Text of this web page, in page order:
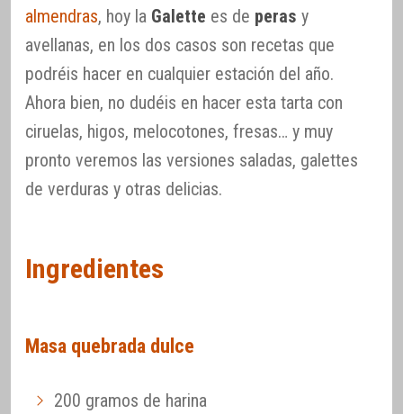
almendras, hoy la Galette es de peras y
avellanas, en los dos casos son recetas que
podréis hacer en cualquier estación del año.
Ahora bien, no dudéis en hacer esta tarta con
ciruelas, higos, melocotones, fresas… y muy
pronto veremos las versiones saladas, galettes
de verduras y otras delicias.
Ingredientes
Masa quebrada dulce
200 gramos de harina